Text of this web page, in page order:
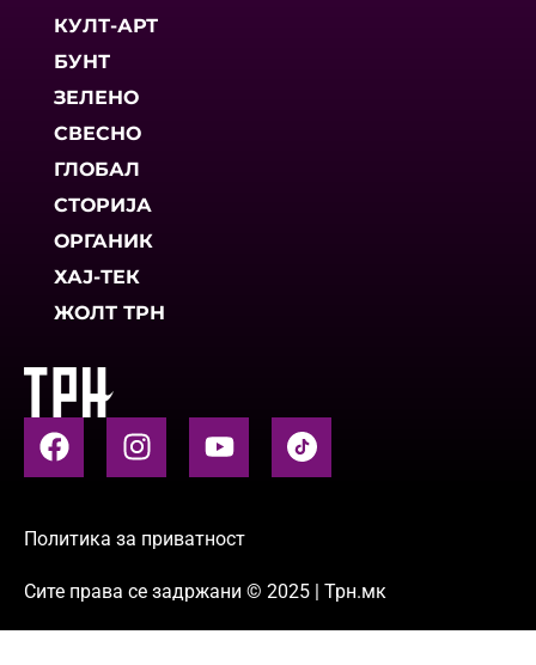
КУЛТ-АРТ
БУНТ
ЗЕЛЕНО
СВЕСНО
ГЛОБАЛ
СТОРИЈА
ОРГАНИК
ХАЈ-ТЕК
ЖОЛТ ТРН
Политика за приватност
Сите права се задржани © 2025 | Трн.мк